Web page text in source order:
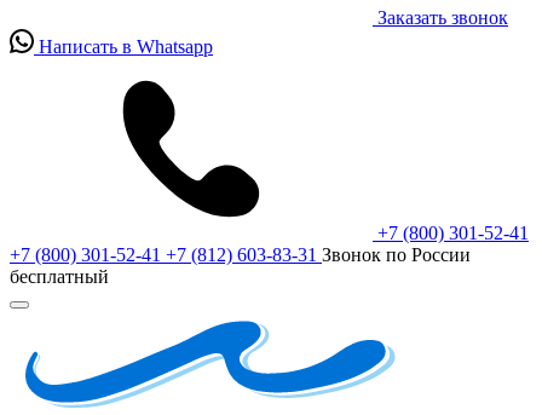
Заказать звонок
Написать в Whatsapp
+7 (800) 301-52-41
+7 (800) 301-52-41 +7 (812) 603-83-31 Звонок по России
бесплатный